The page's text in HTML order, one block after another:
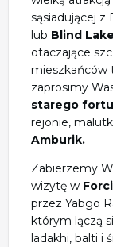
sąsiadującej z
lub Blind Lake
otaczające
mieszkańców
zaprosimy
starego fortu
rejonie,
Amburik.
Zabierzemy
wizytę w
przez Yabgo
którym lączą
ladakhi, balti i